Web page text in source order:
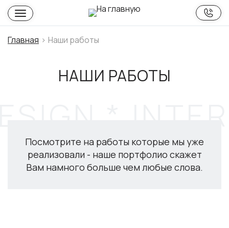
Главная Наши работы
НАШИ РАБОТЫ
Посмотрите на работы которые мы уже
реализовали - наше портфолио скажет
Вам намного больше чем любые слова.